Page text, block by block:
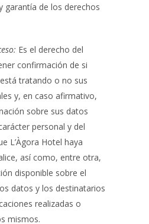
garantía de los derechos
Es el derecho del
confirmación de si
está tratando o no sus
y, en caso afirmativo,
sobre sus datos
personal y del
L’Àgora Hotel haya
así como, entre otra,
disponible sobre el
datos y los destinatarios
realizadas o
mismos.